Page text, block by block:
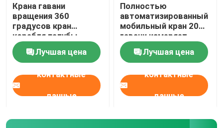
Крана гавани
вращения 360
градусов кран
корабля палубы
мобильного морской
с телескопичным
заграждением
Лучшая цена
контактные
данные
Полностью
автоматизированный
мобильный кран 20
гавани измеряет
поднимаясь кран
груза корабля
Лучшая цена
контактные
данные